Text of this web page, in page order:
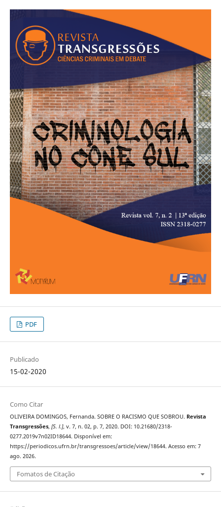
PDF
Publicado
15-02-2020
Como Citar
OLIVEIRA DOMINGOS, Fernanda. SOBRE O RACISMO QUE SOBROU. Revista
Transgressões, [S. l.], v. 7, n. 02, p. 7, 2020. DOI: 10.21680/2318-
0277.2019v7n02ID18644. Disponível em:
https://periodicos.ufrn.br/transgressoes/article/view/18644. Acesso em: 7
ago. 2026.
Fomatos de Citação